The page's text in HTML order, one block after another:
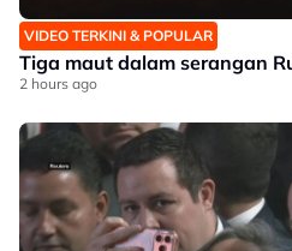
VIDEO TERKINI & POPULAR
Tiga maut dalam serangan
2 hours ago